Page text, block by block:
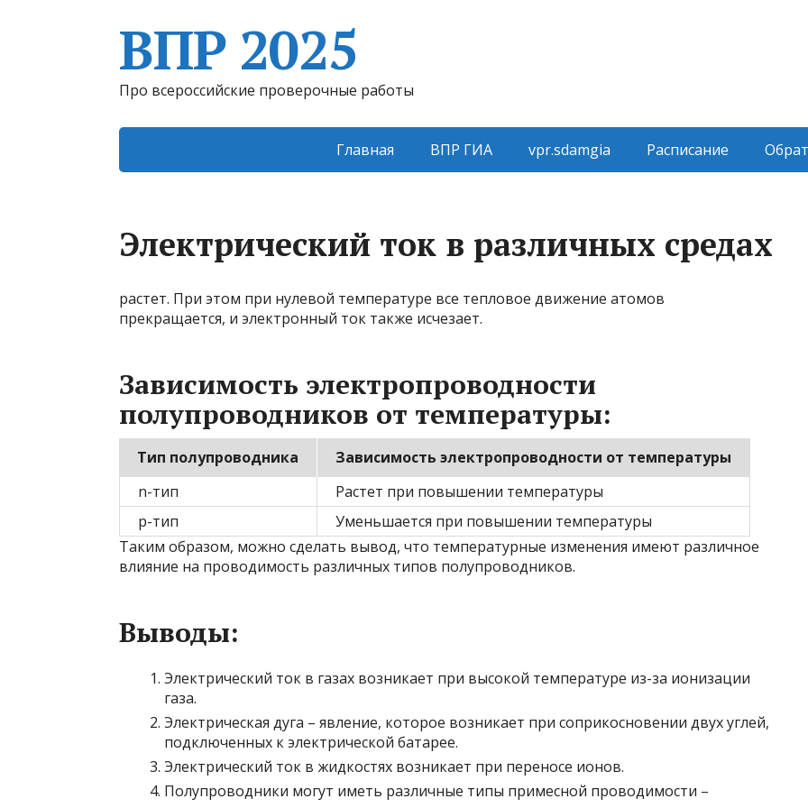
ВПР 2025
Про всероссийские проверочные работы
Главная ВПР ГИА vpr.sdamgia Расписание
Электрический ток в различных средах
растет. При этом при нулевой температуре все тепловое движение атомов
прекращается, и электронный ток также исчезает.
Зависимость электропроводности
полупроводников от температуры:
Тип полупроводника
Зависимость электропроводности от температуры
n-тип
Растет при повышении температуры
p-тип
Уменьшается при повышении температуры
Таким образом, можно сделать вывод, что температурные изменения имеют различное
влияние на проводимость различных типов полупроводников.
Выводы:
Электрический ток в газах возникает при высокой температуре из-за ионизации
газа.
Электрическая дуга – явление, которое возникает при соприкосновении двух углей,
подключенных к электрической батарее.
Электрический ток в жидкостях возникает при переносе ионов.
Полупроводники могут иметь различные типы примесной проводимости –